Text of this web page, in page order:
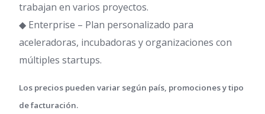
trabajan en varios proyectos.
◆ Enterprise – Plan personalizado para
aceleradoras, incubadoras y organizaciones con
múltiples startups.
Los precios pueden variar según país, promociones y tipo
de facturación.